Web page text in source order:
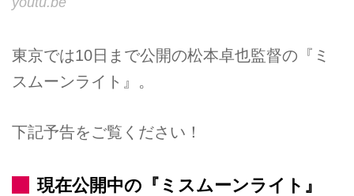
東京では10日まで公開の松本卓也監督の『ミ
スムーンライト』。
下記予告をご覧ください！
現在公開中の『ミスムーンライト』